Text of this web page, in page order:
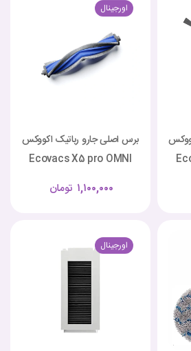
اورجینال
برس اصلی جارو رباتیک اکووکس
Ecovacs X5 pro OMNI
تومان ۱,۱۰۰,۰۰۰
اورجینال